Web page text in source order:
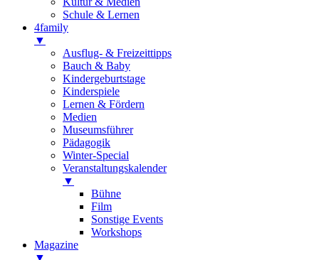
Schule & Lernen
4family
▼
Ausflug- & Freizeittipps
Bauch & Baby
Kindergeburtstage
Kinderspiele
Lernen & Fördern
Medien
Museumsführer
Pädagogik
Winter-Special
Veranstaltungskalender
▼
Bühne
Film
Sonstige Events
Workshops
Magazine
▼